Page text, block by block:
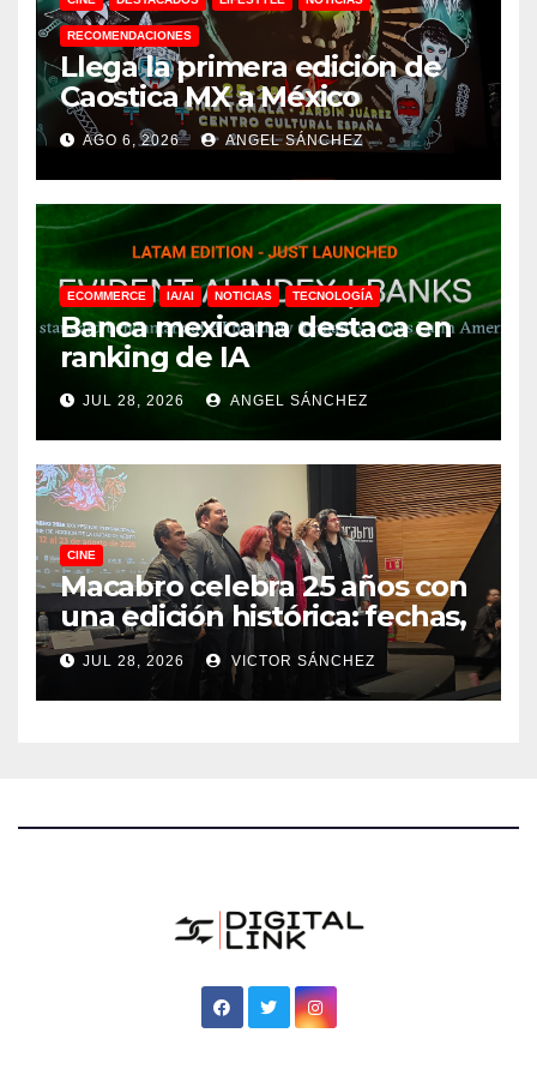
RECOMENDACIONES
Llega la primera edición de
Caostica MX a México
AGO 6, 2026 ANGEL SÁNCHEZ
ECOMMERCE IA/AI NOTICIAS TECNOLOGÍA
Banca mexicana destaca en
ranking de IA
JUL 28, 2026 ANGEL SÁNCHEZ
CINE
Macabro celebra 25 años con
una edición histórica: fechas,
sedes, invitados y todo lo que
debes saber
JUL 28, 2026 VICTOR SÁNCHEZ